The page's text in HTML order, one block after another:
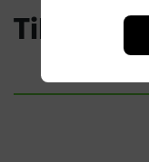
Tillbehör